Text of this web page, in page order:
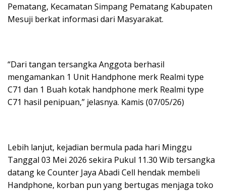
Pematang, Kecamatan Simpang Pematang Kabupaten
Mesuji berkat informasi dari Masyarakat.
“Dari tangan tersangka Anggota berhasil
mengamankan 1 Unit Handphone merk Realmi type
C71 dan 1 Buah kotak handphone merk Realmi type
C71 hasil penipuan,” jelasnya. Kamis (07/05/26)
Lebih lanjut, kejadian bermula pada hari Minggu
Tanggal 03 Mei 2026 sekira Pukul 11.30 Wib tersangka
datang ke Counter Jaya Abadi Cell hendak membeli
Handphone, korban pun yang bertugas menjaga toko